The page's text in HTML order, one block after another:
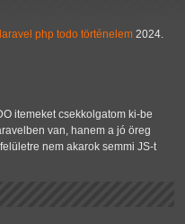
laravel php todo történelem 2024.
itemeket csekkolgatom ki-be
van, hanem a jó öreg
nem akarok semmi JS-t